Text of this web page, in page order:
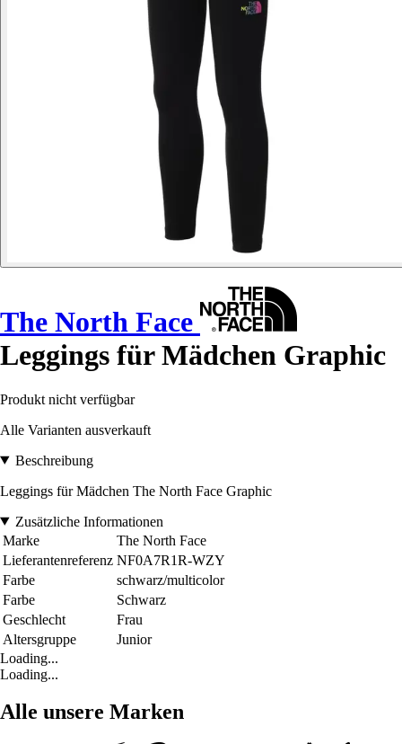
The North Face
Leggings für Mädchen Graphic
Produkt nicht verfügbar
Alle Varianten ausverkauft
Beschreibung
Leggings für Mädchen The North Face Graphic
Zusätzliche Informationen
Marke
The North Face
Lieferantenreferenz NF0A7R1R-WZY
Farbe
schwarz/multicolor
Farbe
Schwarz
Geschlecht
Frau
Altersgruppe
Junior
Loading...
Loading...
Alle unsere Marken